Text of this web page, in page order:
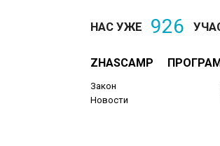
НАС УЖЕ 926
ZHASCAMP
Закон
Новости